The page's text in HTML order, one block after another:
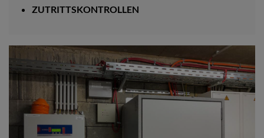
ZUTRITTSKONTROLLEN